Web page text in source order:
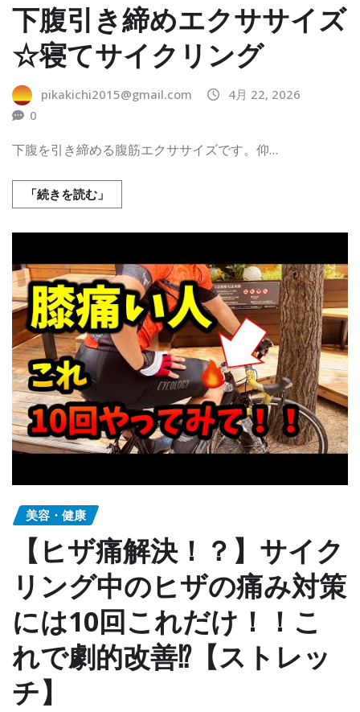
下腹引き締めエクササイズ
☆寝てサイクリング
pikakichi2015@gmail.com
4月 22, 2026
0
下腹を引き締める腹筋エクササイズです。仰…
「続きを読む」
美容・健康
【ヒザ痛解決！？】サイク
リング中のヒザの痛み対策
には10回これだけ！！こ
れで劇的改善⁉︎【ストレッ
チ】